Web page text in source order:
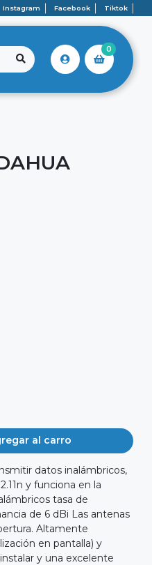
Instagram Facebook Tiktok
0
al carro
datos inalámbricos,
y funciona en la
tasa de
de 6 dBi Las antenas
Altamente
en pantalla) y
y una excelente